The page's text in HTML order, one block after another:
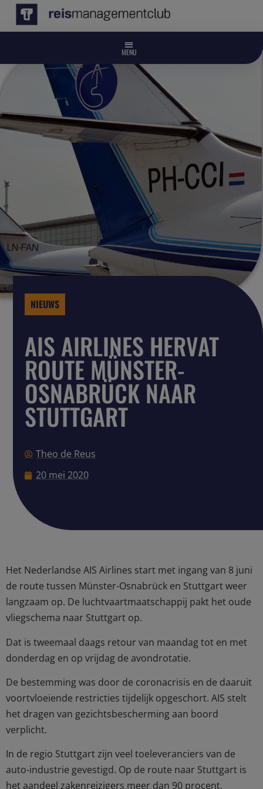
NIEUWS
AIS AIRLINES HERVAT
ROUTE MÜNSTER-
OSNABRÜCK NAAR
STUTTGART
Theo de Reus
20 mei 2020
Het Nederlandse AIS Airlines start met ingang van 8 juni
de route tussen Münster-Osnabrück en Stuttgart weer
langzaam op. De luchtvaartmaatschappij pakt het oude
vliegschema naar Stuttgart op.
Dat is tweemaal daags retour van maandag tot en met
donderdag en op vrijdag de avondrotatie.
De bestemming was door de coronacrisis en de daaruit
voortvloeiende restricties tijdelijk opgeschort. AIS stelt
het dragen van gezichtsbescherming aan boord
verplicht.
In de regio Stuttgart zijn veel toeleveranciers van de
auto-industrie gevestigd. Op de route naar Stuttgart is
het aandeel zakenreizigers meer dan 90 procent.